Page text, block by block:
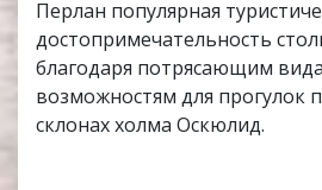
Перлан популярная
достопримечательность
благодаря потрясающим
возможностям для прогулок
склонах холма Оскюлид.